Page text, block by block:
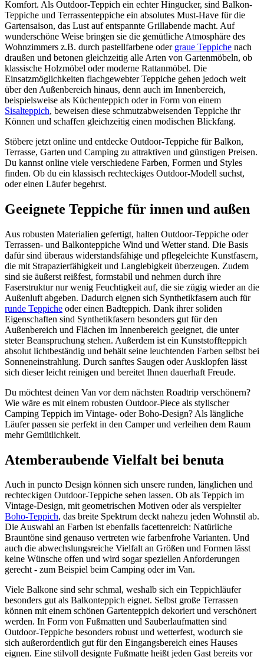
Komfort. Als Outdoor-Teppich ein echter Hingucker, sind Balkon-
Teppiche und Terrassenteppiche ein absolutes Must-Have für die
Gartensaison, das Lust auf entspannte Grillabende macht. Auf
wunderschöne Weise bringen sie die gemütliche Atmosphäre des
Wohnzimmers z.B. durch pastellfarbene oder graue Teppiche nach
draußen und betonen gleichzeitig alle Arten von Gartenmöbeln, ob
klassische Holzmöbel oder moderne Rattanmöbel. Die
Einsatzmöglichkeiten flachgewebter Teppiche gehen jedoch weit
über den Außenbereich hinaus, denn auch im Innenbereich,
beispielsweise als Küchenteppich oder in Form von einem
Sisalteppich, beweisen diese schmutzabweisenden Teppiche ihr
Können und schaffen gleichzeitig einen modischen Blickfang.
Stöbere jetzt online und entdecke Outdoor-Teppiche für Balkon,
Terrasse, Garten und Camping zu attraktiven und günstigen Preisen.
Du kannst online viele verschiedene Farben, Formen und Styles
finden. Ob du ein klassisch rechteckiges Outdoor-Modell suchst,
oder einen Läufer begehrst.
Geeignete Teppiche für innen und außen
Aus robusten Materialien gefertigt, halten Outdoor-Teppiche oder
Terrassen- und Balkonteppiche Wind und Wetter stand. Die Basis
dafür sind überaus widerstandsfähige und pflegeleichte Kunstfasern,
die mit Strapazierfähigkeit und Langlebigkeit überzeugen. Zudem
sind sie äußerst reißfest, formstabil und nehmen durch ihre
Faserstruktur nur wenig Feuchtigkeit auf, die sie zügig wieder an die
Außenluft abgeben. Dadurch eignen sich Synthetikfasern auch für
runde Teppiche oder einen Badteppich. Dank ihrer soliden
Eigenschaften sind Synthetikfasern besonders gut für den
Außenbereich und Flächen im Innenbereich geeignet, die unter
steter Beanspruchung stehen. Außerdem ist ein Kunststoffteppich
absolut lichtbeständig und behält seine leuchtenden Farben selbst bei
Sonneneinstrahlung. Durch sanftes Saugen oder Ausklopfen lässt
sich dieser leicht reinigen und bereitet Ihnen dauerhaft Freude.
Du möchtest deinen Van vor dem nächsten Roadtrip verschönern?
Wie wäre es mit einem robusten Outdoor-Piece als stylischer
Camping Teppich im Vintage- oder Boho-Design? Als längliche
Läufer passen sie perfekt in den Camper und verleihen dem Raum
mehr Gemütlichkeit.
Atemberaubende Vielfalt bei benuta
Auch in puncto Design können sich unsere runden, länglichen und
rechteckigen Outdoor-Teppiche sehen lassen. Ob als Teppich im
Vintage-Design, mit geometrischen Motiven oder als verspielter
Boho-Teppich, das breite Spektrum deckt nahezu jeden Wohnstil ab.
Die Auswahl an Farben ist ebenfalls facettenreich: Natürliche
Brauntöne sind genauso vertreten wie farbenfrohe Varianten. Und
auch die abwechslungsreiche Vielfalt an Größen und Formen lässt
keine Wünsche offen und wird sogar speziellen Anforderungen
gerecht - zum Beispiel beim Camping oder im Van.
Viele Balkone sind sehr schmal, weshalb sich ein Teppichläufer
besonders gut als Balkonteppich eignet. Selbst große Terrassen
können mit einem schönen Gartenteppich dekoriert und verschönert
werden. In Form von Fußmatten und Sauberlaufmatten sind
Outdoor-Teppiche besonders robust und wetterfest, wodurch sie
sich außerordentlich gut für den Eingangsbereich eines Hauses
eignen. Eine stilvoll designte Fußmatte heißt jeden Gast bereits vor